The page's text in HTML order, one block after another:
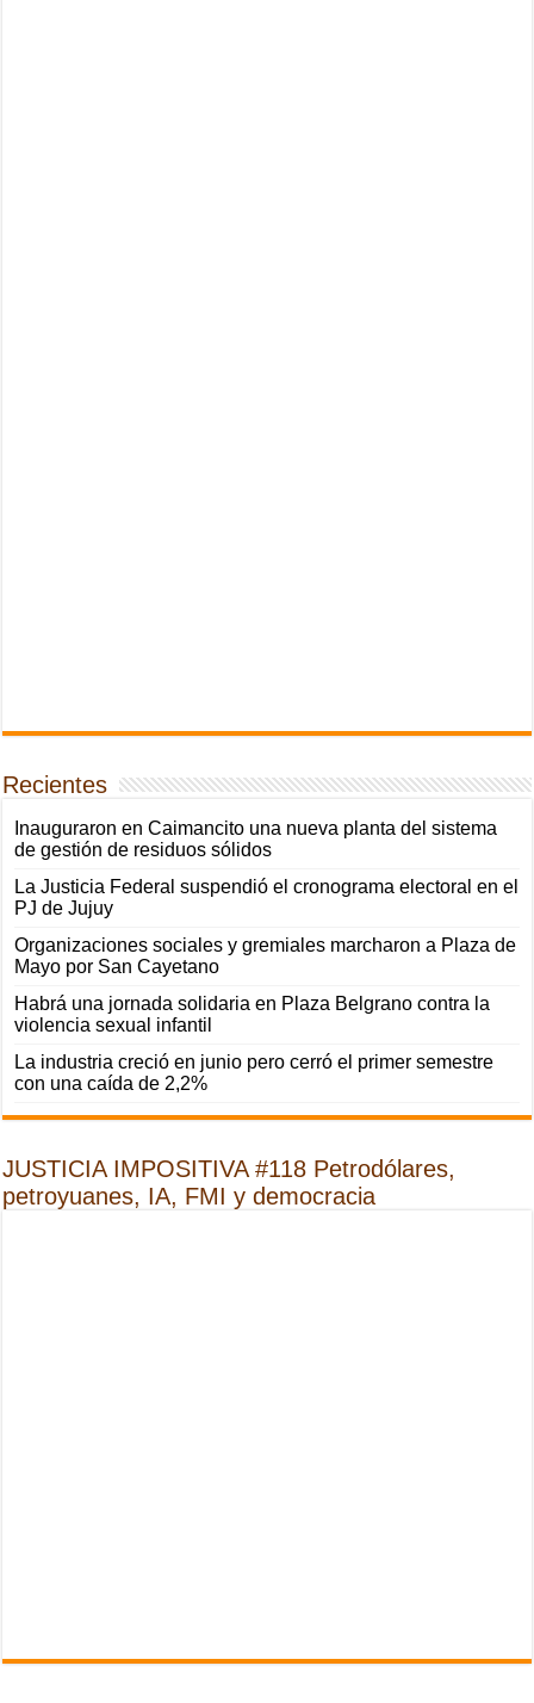
Recientes
Inauguraron en Caimancito una nueva planta del sistema
de gestión de residuos sólidos
La Justicia Federal suspendió el cronograma electoral en el
PJ de Jujuy
Organizaciones sociales y gremiales marcharon a Plaza de
Mayo por San Cayetano
Habrá una jornada solidaria en Plaza Belgrano contra la
violencia sexual infantil
La industria creció en junio pero cerró el primer semestre
con una caída de 2,2%
JUSTICIA IMPOSITIVA #118 Petrodólares,
petroyuanes, IA, FMI y democracia